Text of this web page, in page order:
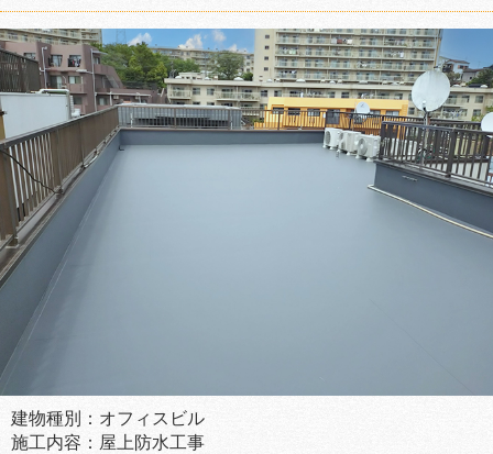
建物種別：オフィスビル
施工内容：屋上防水工事